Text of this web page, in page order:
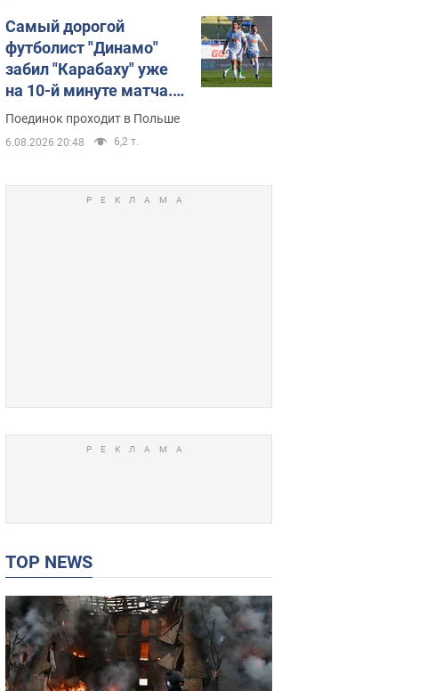
Самый дорогой
футболист "Динамо"
забил "Карабаху" уже
на 10-й минуте матча.
Видео
Поединок проходит в Польше
6.08.2026 20:48 6,2 т.
TOP NEWS